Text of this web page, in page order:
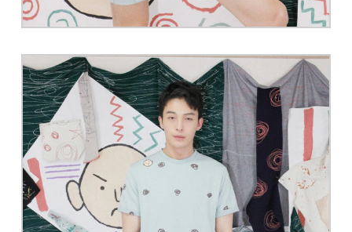
장바구니에 상품이 없습니다.
Go To Shop